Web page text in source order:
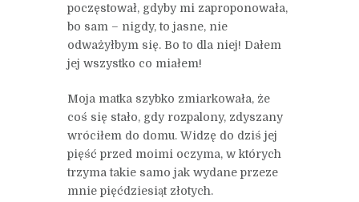
poczęstował, gdyby mi zaproponowała,
bo sam – nigdy, to jasne, nie
odważyłbym się. Bo to dla niej! Dałem
jej wszystko co miałem!
Moja matka szybko zmiarkowała, że
coś się stało, gdy rozpalony, zdyszany
wróciłem do domu. Widzę do dziś jej
pięść przed moimi oczyma, w których
trzyma takie samo jak wydane przeze
mnie pięćdziesiąt złotych.